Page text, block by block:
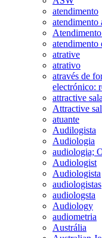
atendimento
atrative
atrativo
através de
electrónico:
attractive
Attractive
atuante
Audilogista
Audiologia
audiologia;
Audiologist
Audiologista
audiologistas
audiologsta
Audiology
audiometria
Austrália